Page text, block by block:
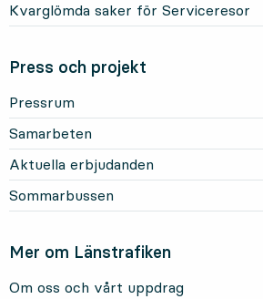
Kvarglömda saker för Serviceresor
Press och projekt
Pressrum
Samarbeten
Aktuella erbjudanden
Sommarbussen
Mer om Länstrafiken
Om oss och vårt uppdrag